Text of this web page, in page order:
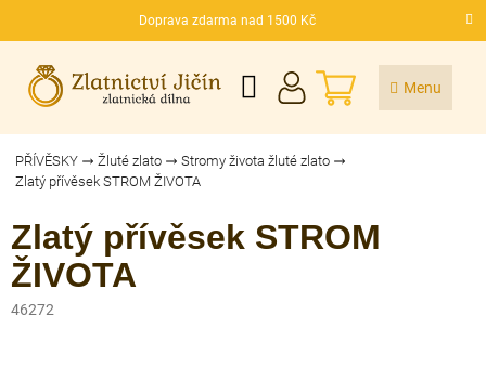
Doprava zdarma nad 1500 Kč
CZK
NÁKUPNÍ
KOŠÍK
PŘÍVĚSKY Žluté zlato
Stromy života žluté zlato
Zlatý přívěsek STROM ŽIVOTA
Zlatý přívěsek STROM
ŽIVOTA
46272